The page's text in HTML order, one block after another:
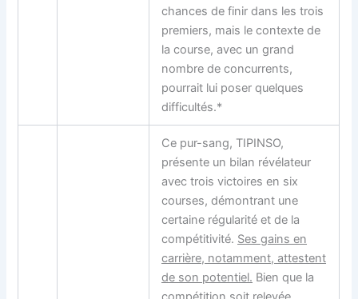
chances de finir dans les trois
premiers, mais le contexte de
la course, avec un grand
nombre de concurrents,
pourrait lui poser quelques
difficultés.*
Ce pur-sang, TIPINSO,
présente un bilan révélateur
avec trois victoires en six
courses, démontrant une
certaine régularité et de la
compétitivité. Ses gains en
carrière, notamment, attestent
de son potentiel. Bien que la